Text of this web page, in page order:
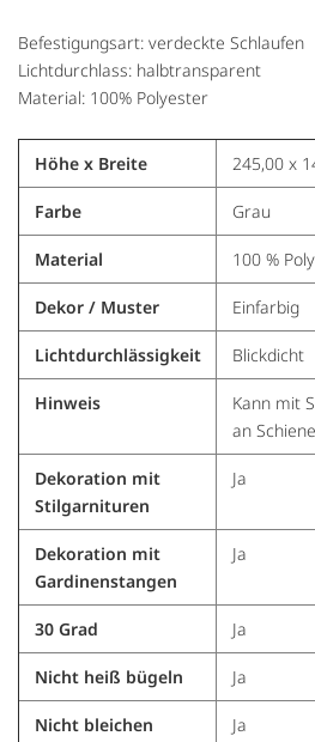
Befestigungsart: verdeckte Schlaufen
Lichtdurchlass: halbtransparent
Material: 100% Polyester
Höhe x Breite 245,00 x
Farbe Grau
Material 100 %
Dekor / Muster Einfarbig
Lichtdurchlässigkeit Blickdicht
Hinweis
Kann mit
an
Dekoration mit
Stilgarnituren
Ja
Dekoration mit
Gardinenstangen
Ja
30 Grad Ja
Nicht heiß bügeln Ja
Nicht bleichen Ja